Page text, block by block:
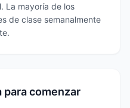
La mayoría de los
de clase semanalmente
para comenzar